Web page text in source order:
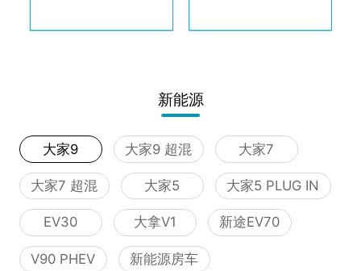
新能源
大家9 大家9 超混 大家7
大家7 超混 大家5 大家5 PLUG IN
EV30 大拿V1 新途EV70
V90 PHEV 新能源房车